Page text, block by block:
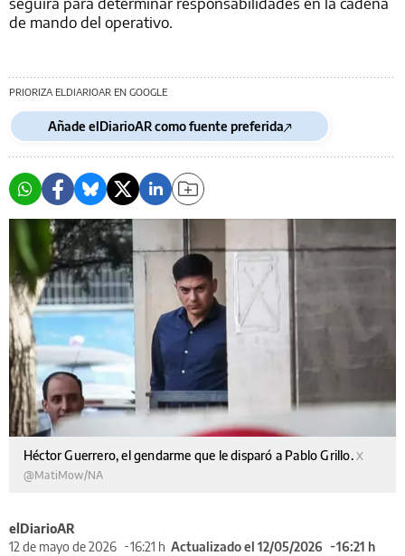
de mando del operativo.
PRIORIZA ELDIARIOAR EN GOOGLE
Añade elDiarioAR como fuente preferida
Héctor Guerrero, el gendarme que le disparó a Pablo Grillo. X
@MatiMow/NA
elDiarioAR
12 de mayo de 2026
16:21 h Actualizado el 12/05/2026
16:21 h